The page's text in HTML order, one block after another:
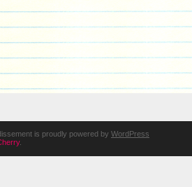
is proudly powered by WordPress
.